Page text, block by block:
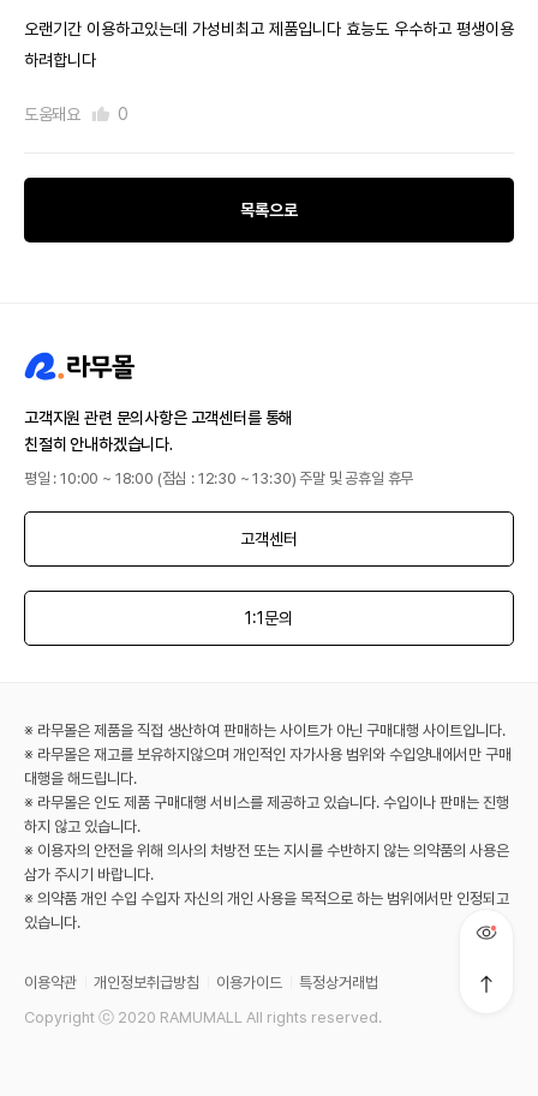
오랜기간 이용하고있는데 가성비최고 제품입니다 효능도 우수하고 평생이용
하려합니다
도움돼요 0
목록으로
고객지원 관련 문의사항은 고객센터를 통해
친절히 안내하겠습니다.
평일 : 10:00 ~ 18:00 (점심 : 12:30 ~ 13:30) 주말 및 공휴일 휴무
고객센터
1:1문의
※ 라무몰은 제품을 직접 생산하여 판매하는 사이트가 아닌 구매대행 사이트입니다.
※ 라무몰은 재고를 보유하지않으며 개인적인 자가사용 범위와 수입양내에서만 구매
대행을 해드립니다.
※ 라무몰은 인도 제품 구매대행 서비스를 제공하고 있습니다. 수입이나 판매는 진행
하지 않고 있습니다.
※ 이용자의 안전을 위해 의사의 처방전 또는 지시를 수반하지 않는 의약품의 사용은
삼가 주시기 바랍니다.
※ 의약품 개인 수입 수입자 자신의 개인 사용을 목적으로 하는 범위에서만 인정되고
있습니다.
이용약관 개인정보취급방침 이용가이드
특정상거래법
Copyright ⓒ 2020 RAMUMALL All rights reserved.